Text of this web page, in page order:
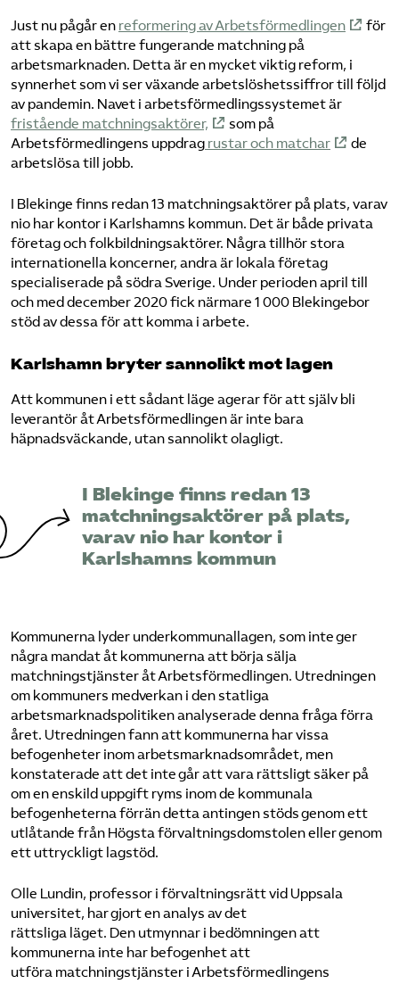
Just nu pågår en reformering av Arbetsförmedlingen
för
att skapa en bättre fungerande matchning på
arbetsmarknaden. Detta är en mycket viktig reform, i
synnerhet som vi ser växande arbetslöshetssiffror till följd
av pandemin. Navet i arbetsförmedlingssystemet är
fristående matchningsaktörer,
som på
Arbetsförmedlingens uppdrag rustar och matchar
de
arbetslösa till jobb.
I Blekinge finns redan 13 matchningsaktörer på plats, varav
nio har kontor i Karlshamns kommun. Det är både privata
företag och folkbildningsaktörer. Några tillhör stora
internationella koncerner, andra är lokala företag
specialiserade på södra Sverige. Under perioden april till
och med december 2020 fick närmare 1 000 Blekingebor
stöd av dessa för att komma i arbete.
Karlshamn bryter sannolikt mot lagen
Att kommunen i ett sådant läge agerar för att själv bli
leverantör åt Arbetsförmedlingen är inte bara
häpnadsväckande, utan sannolikt olagligt.
I Blekinge finns redan 13
matchningsaktörer på plats,
varav nio har kontor i
Karlshamns kommun
Kommunerna lyder underkommunallagen, som inte ger
några mandat åt kommunerna att börja sälja
matchningstjänster åt Arbetsförmedlingen. Utredningen
om kommuners medverkan i den statliga
arbetsmarknadspolitiken analyserade denna fråga förra
året. Utredningen fann att kommunerna har vissa
befogenheter inom arbetsmarknadsområdet, men
konstaterade att det inte går att vara rättsligt säker på
om en enskild uppgift ryms inom de kommunala
befogenheterna förrän detta antingen stöds genom ett
utlåtande från Högsta förvaltningsdomstolen eller genom
ett uttryckligt lagstöd.
Olle Lundin, professor i förvaltningsrätt vid Uppsala
universitet, har gjort en analys av det
rättsliga läget. Den utmynnar i bedömningen att
kommunerna inte har befogenhet att
utföra matchningstjänster i Arbetsförmedlingens